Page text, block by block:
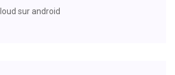
sur android